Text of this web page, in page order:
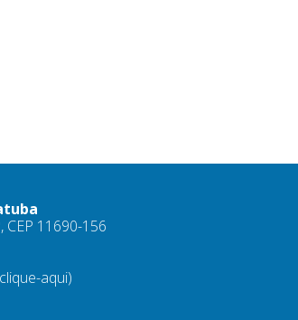
CEP 11690-156
aqui)